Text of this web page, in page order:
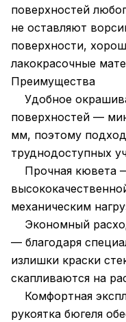
поверхностей
не оставляют
поверхности,
лакокрасочные
Преимущества
Удобное
поверхностей —
мм, поэтому
труднодоступных
Прочная кювета
механическим
Экономный
— благодаря
излишки краски
скапливаются на
Комфортная
рукоятка бюгеля